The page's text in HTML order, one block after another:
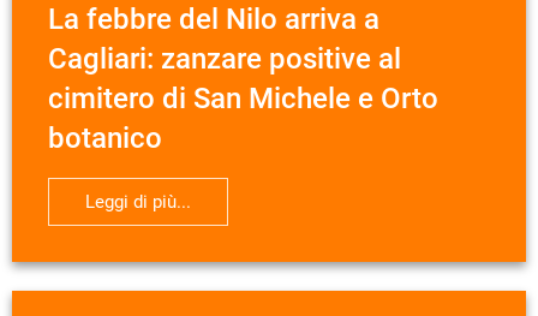
La febbre del Nilo arriva a
Cagliari: zanzare positive al
cimitero di San Michele e Orto
botanico
Leggi di più...